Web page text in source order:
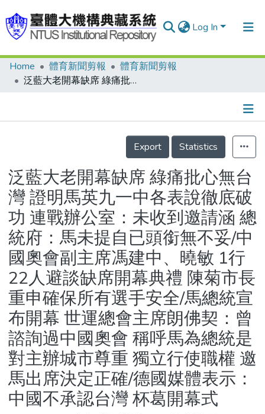
Log In
Communities & Collections
Statistics
Home 體育新聞剪報
體育新聞剪報
泛藍大老開幕缺席 綠痛批心無台灣 證明馬英九一中各表說徹底破功 連戰辦公室：未收到邀請涵 總統府：馬未提自已頭銜無不妥/中國奧會副主席馮建中、曉敏 1行22人避談缺席開幕典禮 陳菊市長重申確保所有選手安全/馬總統宣布開幕 世運總會主席朗佛契：曾諮詢過中國奧會 稱呼馬為總統是對主辦城市尊重 獨立行使職權 邀馬出席決定正確/德國媒體表示：中國不承認台灣 杯葛開幕式
Details
Export
Statistics
泛藍大老開幕缺席 綠痛批心無台
灣 證明馬英九一中各表說徹底破
功 連戰辦公室：未收到邀請涵 總
統府：馬未提自已頭銜無不妥/中
國奧會副主席馮建中、曉敏 1行
22人避談缺席開幕典禮 陳菊市長
重申確保所有選手安全/馬總統宣
布開幕 世運總會主席朗佛契：曾
諮詢過中國奧會 稱呼馬為總統是
對主辦城市尊重 獨立行使職權 邀
馬出席決定正確/德國媒體表示：
中國不承認台灣 杯葛開幕式